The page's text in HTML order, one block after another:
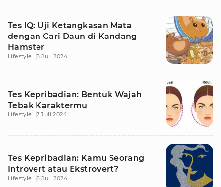
Tes IQ: Uji Ketangkasan Mata
dengan Cari Daun di Kandang
Hamster
Lifestyle 8 Juli 2024
Tes Kepribadian: Bentuk Wajah
Tebak Karaktermu
Lifestyle 7 Juli 2024
Tes Kepribadian: Kamu Seorang
Introvert atau Ekstrovert?
Lifestyle 6 Juli 2024